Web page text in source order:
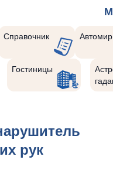
Справочник Автомир
Гостиницы
рук